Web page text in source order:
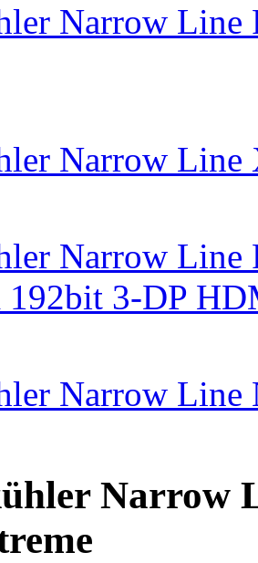
Narrow
Narrow
Narrow Line
192bit 3-DP
Narrow
Narrow